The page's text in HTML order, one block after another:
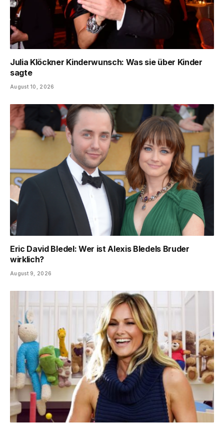
Julia Klöckner Kinderwunsch: Was sie über Kinder
sagte
August 10, 2026
Eric David Bledel: Wer ist Alexis Bledels Bruder
wirklich?
August 9, 2026